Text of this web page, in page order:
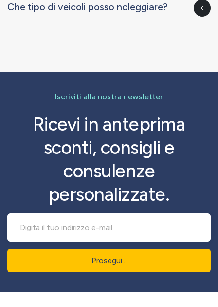
Che tipo di veicoli posso noleggiare?
Iscriviti alla nostra newsletter
Ricevi in anteprima
sconti, consigli e
consulenze
personalizzate.
Prosegui...